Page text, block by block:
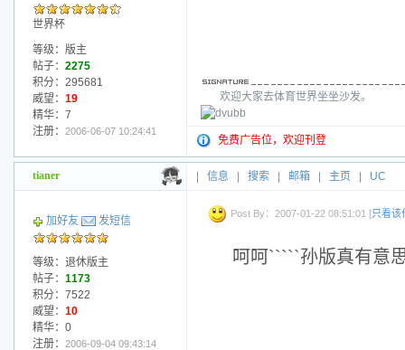
世界杯
等级：版主
帖子： 2275
积分：295681
威望： 19
精华：7
注册： 2006-06-07 10:24:41
欢迎大家去体育世界坐坐沙发。
免费广告位，欢迎刊登
tianer 信息 搜索 邮箱 主页 UC
加好友 发短信
等级：退休版主
帖子： 1173
积分：7522
威望： 10
精华：0
注册： 2006-09-04 09:43:14
Post By：2007-01-22 08:51:01 [只看该
呵呵`````孙版真有意